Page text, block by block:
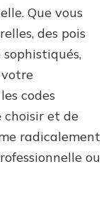
Que vous
des pois
codes
et de
radicalement
ou